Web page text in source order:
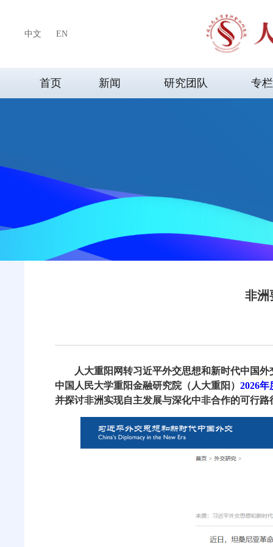
中文 EN
首页 新闻 研究团队 专栏
非洲
人大重阳网转习近平外交思想和新时代中国
中国人民大学重阳金融研究院（人大重阳） 2026年
并探讨非洲实现自主发展与深化中非合作的可行路